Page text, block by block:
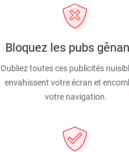
Bloquez les pubs
Oubliez toutes ces publicités
envahissent votre écran et
votre navigation.